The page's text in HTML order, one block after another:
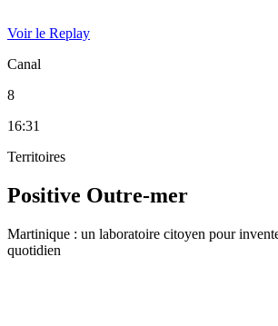
Voir le Replay
Canal
8
16:31
Territoires
Positive Outre-mer
Martinique : un laboratoire citoyen pour
quotidien